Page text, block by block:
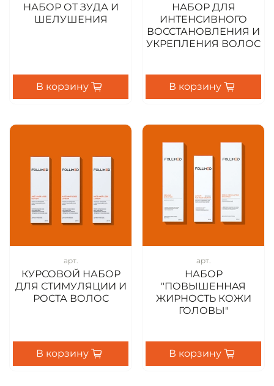
НАБОР ОТ ЗУДА И
ШЕЛУШЕНИЯ
В корзину
НАБОР ДЛЯ
ИНТЕНСИВНОГО
ВОССТАНОВЛЕНИЯ И
УКРЕПЛЕНИЯ ВОЛОС
В корзину
арт.
КУРСОВОЙ НАБОР
ДЛЯ СТИМУЛЯЦИИ И
РОСТА ВОЛОС
В корзину
арт.
НАБОР
"ПОВЫШЕННАЯ
ЖИРНОСТЬ КОЖИ
ГОЛОВЫ"
В корзину